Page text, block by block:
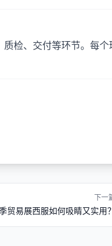
检、交付等环节。每个
下一
贸易展西服如何吸睛又实用？